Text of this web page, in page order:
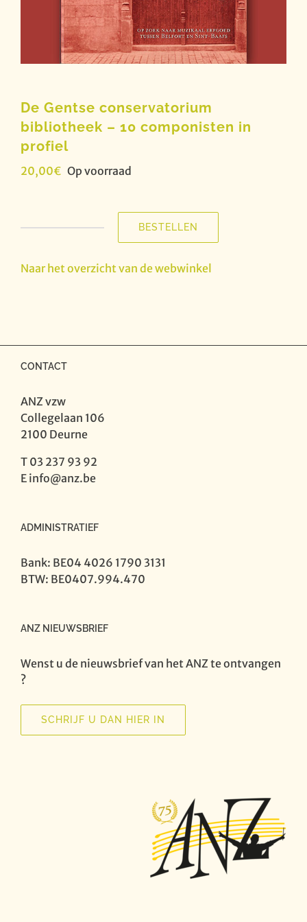
De Gentse conservatorium
bibliotheek – 10 componisten in
profiel
20,00€ Op voorraad
conservatorium
in
profiel
BESTELLEN
Naar het overzicht van de webwinkel
CONTACT
ANZ vzw
Collegelaan 106
2100 Deurne
T 03 237 93 92
E info@anz.be
ADMINISTRATIEF
Bank: BE04 4026 1790 3131
BTW: BE0407.994.470
ANZ NIEUWSBRIEF
Wenst u de nieuwsbrief van het ANZ te ontvangen
?
SCHRIJF U DAN HIER IN